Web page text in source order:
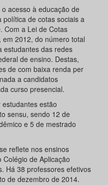
acesso à educação de
política de cotas sociais a
Com a Lei de Cotas
2012, do número total
estudantes das redes
de ensino. Destas,
de com baixa renda per
a candidatos
curso presencial.
estão
sensu, sendo 12 de
e 5 de mestrado
reflete nos ensinos
de Aplicação
Há 38 professores efetivos
de dezembro de 2014.